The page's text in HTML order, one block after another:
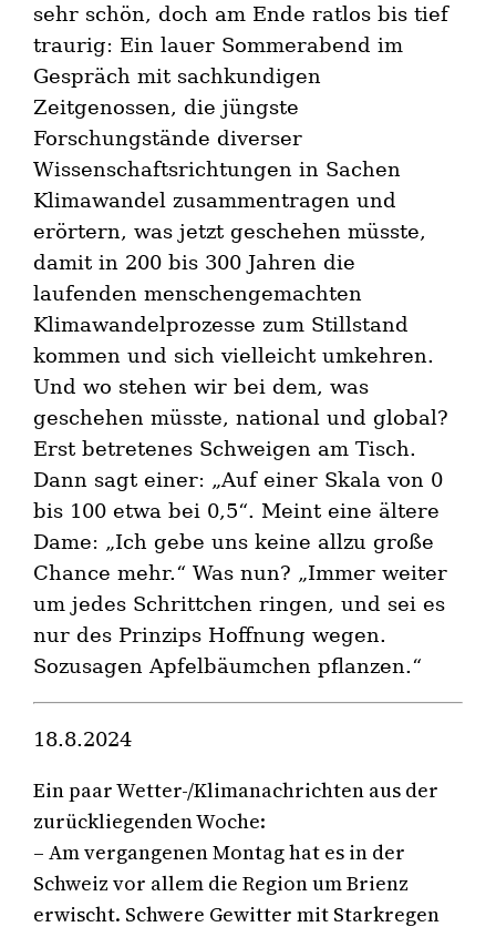
sehr schön, doch am Ende ratlos bis tief
traurig: Ein lauer Sommerabend im
Gespräch mit sachkundigen
Zeitgenossen, die jüngste
Forschungstände diverser
Wissenschaftsrichtungen in Sachen
Klimawandel zusammentragen und
erörtern, was jetzt geschehen müsste,
damit in 200 bis 300 Jahren die
laufenden menschengemachten
Klimawandelprozesse zum Stillstand
kommen und sich vielleicht umkehren.
Und wo stehen wir bei dem, was
geschehen müsste, national und global?
Erst betretenes Schweigen am Tisch.
Dann sagt einer: „Auf einer Skala von 0
bis 100 etwa bei 0,5“. Meint eine ältere
Dame: „Ich gebe uns keine allzu große
Chance mehr.“ Was nun? „Immer weiter
um jedes Schrittchen ringen, und sei es
nur des Prinzips Hoffnung wegen.
Sozusagen Apfelbäumchen pflanzen.“
18.8.2024
Ein paar Wetter-/Klimanachrichten aus der
zurückliegenden Woche:
– Am vergangenen Montag hat es in der
Schweiz vor allem die Region um Brienz
erwischt. Schwere Gewitter mit Starkregen